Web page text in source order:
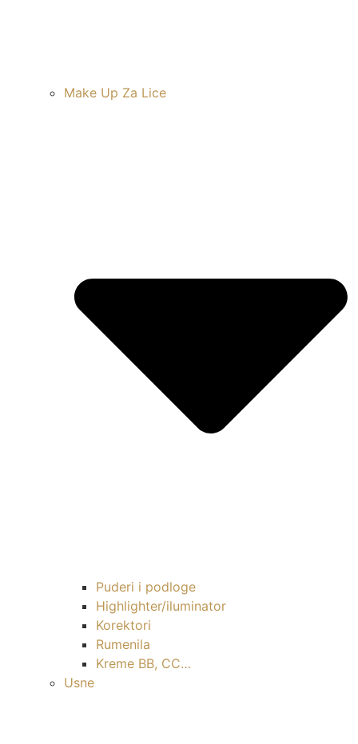
Make Up Za Lice
Puderi i podloge
Highlighter/iluminator
Korektori
Rumenila
Kreme BB, CC…
Usne